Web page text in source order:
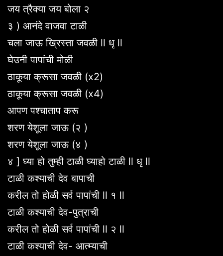
जय त्रैक्या जय बोला २
३ ) आनंदे वाजवा टाळी
चला जाऊ ख्रिस्ता जवळी ll धृ ll
घेउनी पापांची मोळी
ठाकूया क्रूसा जवळी (x2)
ठाकूया क्रूसा जवळी (x4)
आपण पश्चाताप करू
शरण येशूला जाऊ (२ )
शरण येशूला जाऊ (४ )
४ ] घ्या हो तुम्ही टाळी घ्याहो टाळी ll धृ ll
टाळी कश्याची देव बापाची
करील तो होळी सर्व पापांची ll १ ll
टाळी कश्याची देव-पुत्राची
करील तो होळी सर्व पापांची ll २ ll
टाळी कश्याची देव- आत्म्याची